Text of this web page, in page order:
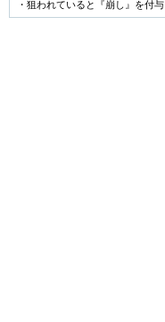
・狙われていると『崩し』を付与